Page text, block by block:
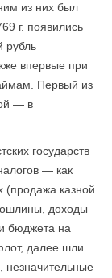
из них был
г. появились
рубль
впервые при
Первый из
— в
государств
— как
(продажа казной
доходы
бюджета на
далее шли
незначительные